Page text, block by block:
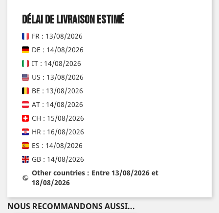
Délai de livraison estimé
FR : 13/08/2026
DE : 14/08/2026
IT : 14/08/2026
US : 13/08/2026
BE : 13/08/2026
AT : 14/08/2026
CH : 15/08/2026
HR : 16/08/2026
ES : 14/08/2026
GB : 14/08/2026
Other countries : Entre 13/08/2026 et
18/08/2026
NOUS RECOMMANDONS AUSSI...